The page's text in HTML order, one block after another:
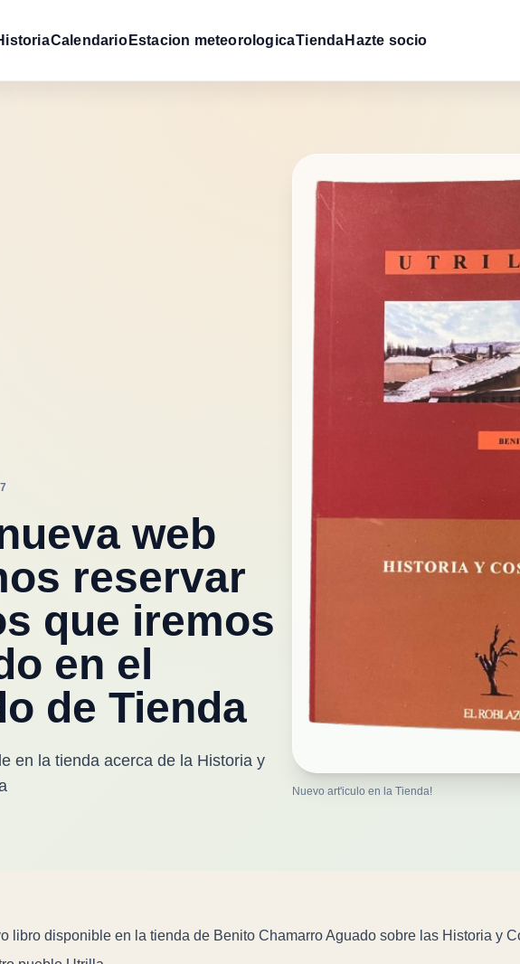
Calendario Estacion meteorologicaTienda Hazte socio
web
reservar
que iremos
en el
de Tienda
en la tienda acerca de la Historia y
Nuevo art'iculo en la Tienda!
libro disponible en la tienda de Benito Chamarro Aguado sobre las Historia y